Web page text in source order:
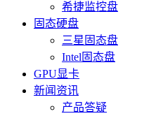
希捷监控盘
固态硬盘
三星固态盘
Intel固态盘
GPU显卡
新闻资讯
产品答疑